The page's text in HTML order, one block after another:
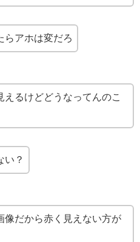
らアホは変だろ
えるけどどうなってんのこ
い？
像だから赤く見えない方が